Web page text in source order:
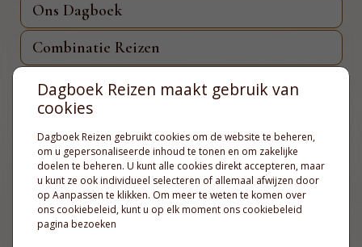
Ons Dagboek
Combinatie Reizen
Voorbeeldreis
Reistips
Kiekjes
Ervaringen
Dagboek Reizen maakt gebruik van
cookies
Dagboek Reizen gebruikt cookies om de website te beheren,
om u gepersonaliseerde inhoud te tonen en om zakelijke
doelen te beheren. U kunt alle cookies direkt accepteren, maar
u kunt ze ook individueel selecteren of allemaal afwijzen door
op Aanpassen te klikken. Om meer te weten te komen over
ons cookiebeleid, kunt u op elk moment ons cookiebeleid
pagina bezoeken